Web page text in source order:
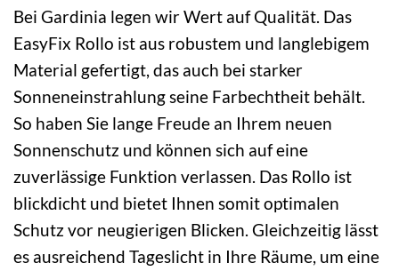
Bei Gardinia legen wir Wert auf Qualität. Das
EasyFix Rollo ist aus robustem und langlebigem
Material gefertigt, das auch bei starker
Sonneneinstrahlung seine Farbechtheit behält.
So haben Sie lange Freude an Ihrem neuen
Sonnenschutz und können sich auf eine
zuverlässige Funktion verlassen. Das Rollo ist
blickdicht und bietet Ihnen somit optimalen
Schutz vor neugierigen Blicken. Gleichzeitig lässt
es ausreichend Tageslicht in Ihre Räume, um eine